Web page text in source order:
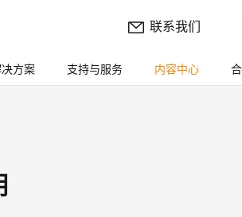
联系我们
方案 支持与服务 内容中心